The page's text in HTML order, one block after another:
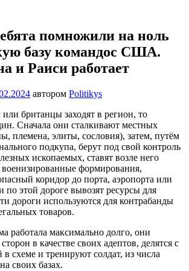
помножили на ноль
базу командос США.
и Раиси работает
автором Politikys
британцы заходят в регион, то
Сначала они сталкивают местных
племена, элиты, сословия), затем, путём
подкупа, берут под свой контроль
ископаемых, ставят возле него
формирования,
коридор до порта, аэропорта или
по этой дороге вывозят ресурсы для
дороги используются для контрабанды
товаров.
работала максимально долго, они
в качестве своих адептов, делятся с
схеме и тренируют солдат, из числа
своих базах.